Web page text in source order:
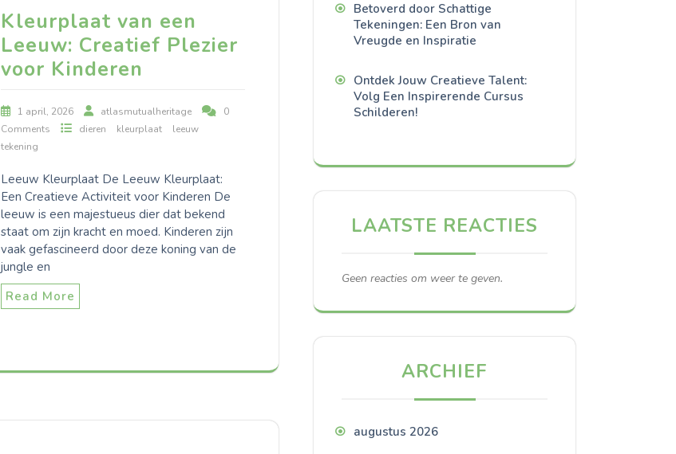
Kleurplaat van een
Leeuw: Creatief Plezier
voor Kinderen
1 april, 2026 atlasmutualheritage
0
Comments
dieren kleurplaat
leeuw
tekening
Leeuw Kleurplaat De Leeuw Kleurplaat:
Een Creatieve Activiteit voor Kinderen De
leeuw is een majestueus dier dat bekend
staat om zijn kracht en moed. Kinderen zijn
vaak gefascineerd door deze koning van de
jungle en
Read More
Betoverd door Schattige
Tekeningen: Een Bron van
Vreugde en Inspiratie
Ontdek Jouw Creatieve Talent:
Volg Een Inspirerende Cursus
Schilderen!
LAATSTE REACTIES
Geen reacties om weer te geven.
ARCHIEF
augustus 2026